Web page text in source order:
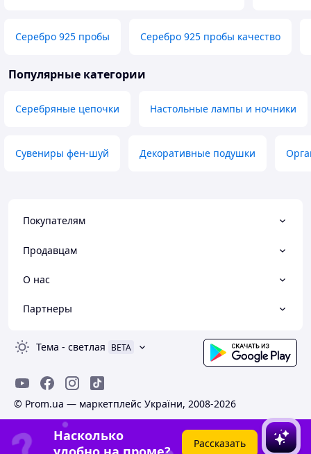
Серебро 925 пробы Серебро 925 пробы качество
Популярные категории
Серебряные цепочки Настольные лампы и ночники
Сувениры фен-шуй Декоративные подушки
Покупателям
Продавцам
О нас
Партнеры
Тема - светлая BETA
© Prom.ua — маркетплейс України, 2008-2026
Насколько
Рассказать